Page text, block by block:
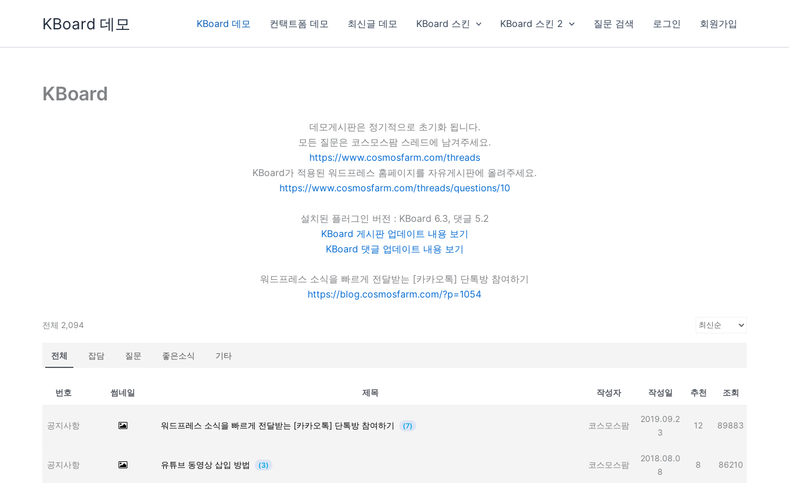
KBoard 데모 KBoard 데모 컨택트폼 데모 최신글 데모 KBoard 스킨 KBoard 스킨 2 질문 검색 로그인 회원가입
KBoard
데모게시판은 정기적으로 초기화 됩니다.
모든 질문은 코스모스팜 스레드에 남겨주세요.
https://www.cosmosfarm.com/threads
KBoard가 적용된 워드프레스 홈페이지를 자유게시판에 올려주세요.
https://www.cosmosfarm.com/threads/questions/10
설치된 플러그인 버전 : KBoard 6.3, 댓글 5.2
KBoard 게시판 업데이트 내용 보기
KBoard 댓글 업데이트 내용 보기
워드프레스 소식을 빠르게 전달받는 [카카오톡] 단톡방 참여하기
https://blog.cosmosfarm.com/?p=1054
전체 2,094
전체 잡담 질문 좋은소식 기타
번호 썸네일 제목 작성자 작성일 추천 조회
공지사항 워드프레스 소식을 빠르게 전달받는 [카카오톡] 단톡방 참여하기 (7) 코스모스팜
2019.09.2
3
12 89883
공지사항 유튜브 동영상 삽입 방법 (3) 코스모스팜
2018.08.0
8
8 86210